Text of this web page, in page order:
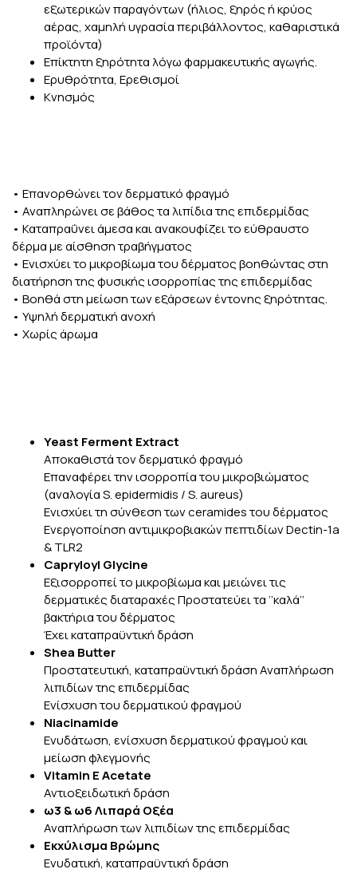
εξωτερικών παραγόντων (ήλιος, ξηρός ή κρύος
αέρας, χαμηλή υγρασία περιβάλλοντος, καθαριστικά
προϊόντα)
Επίκτητη ξηρότητα λόγω φαρμακευτικής αγωγής.
Ερυθρότητα, Ερεθισμοί
Κνησμός
• Επανορθώνει τον δερματικό φραγμό
• Αναπληρώνει σε βάθος τα λιπίδια της επιδερμίδας
• Καταπραΰνει άμεσα και ανακουφίζει το εύθραυστο
δέρμα με αίσθηση τραβήγματος
• Ενισχύει το μικροβίωμα του δέρματος βοηθώντας στη
διατήρηση της φυσικής ισορροπίας της επιδερμίδας
• Βοηθά στη μείωση των εξάρσεων έντονης ξηρότητας.
• Υψηλή δερματική ανοχή
• Χωρίς άρωμα
Yeast Ferment Extract
Αποκαθιστά τον δερματικό φραγμό
Επαναφέρει την ισορροπία του μικροβιώματος
(αναλογία S. epidermidis / S. aureus)
Ενισχύει τη σύνθεση των ceramides του δέρματος
Ενεργοποίηση αντιμικροβιακών πεπτιδίων Dectin-1a
& TLR2
Capryloyl Glycine
Εξισορροπεί το μικροβίωμα και μειώνει τις
δερματικές διαταραχές Προστατεύει τα ‘’καλά’’
βακτήρια του δέρματος
Έχει καταπραϋντική δράση
Shea Butter
Προστατευτική, καταπραϋντική δράση Αναπλήρωση
λιπιδίων της επιδερμίδας
Ενίσχυση του δερματικού φραγμού
Niacinamide
Ενυδάτωση, ενίσχυση δερματικού φραγμού και
μείωση φλεγμονής
Vitamin E Acetate
Αντιοξειδωτική δράση
ω3 & ω6 Λιπαρά Οξέα
Αναπλήρωση των λιπιδίων της επιδερμίδας
Εκχύλισμα Βρώμης
Ενυδατική, καταπραϋντική δράση